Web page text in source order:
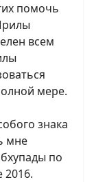
помочь
всем
мере.
знака
мне
по
2016.